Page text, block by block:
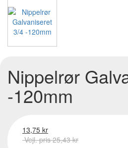
Nippelrør
-120mm
13,75 kr
Vejl. pris 25,43 kr